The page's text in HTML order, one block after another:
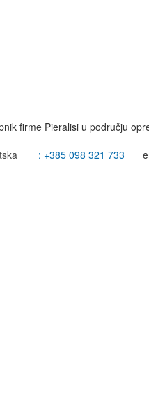
firme Pieralisi u području
: +385 098 321 733